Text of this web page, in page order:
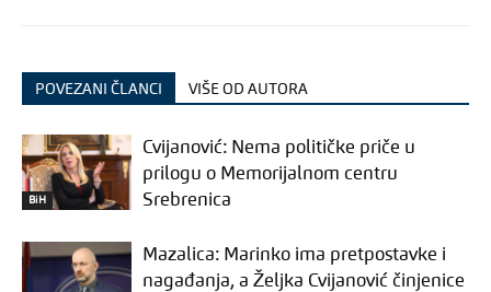
POVEZANI ČLANCI VIŠE OD AUTORA
BiH
Cvijanović: Nema političke priče u
prilogu o Memorijalnom centru
Srebrenica
Mazalica: Marinko ima pretpostavke i
nagađanja, a Željka Cvijanović činjenice